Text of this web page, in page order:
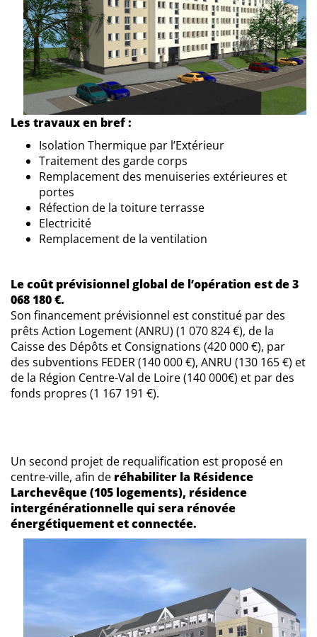
Les travaux en bref :
Isolation Thermique par l’Extérieur
Traitement des garde corps
Remplacement des menuiseries extérieures et
portes
Réfection de la toiture terrasse
Electricité
Remplacement de la ventilation
Le coût prévisionnel global de l’opération est de 3
068 180 €.
Son financement prévisionnel est constitué par des
prêts Action Logement (ANRU) (1 070 824 €), de la
Caisse des Dépôts et Consignations (420 000 €), par
des subventions FEDER (140 000 €), ANRU (130 165 €) et
de la Région Centre-Val de Loire (140 000€) et par des
fonds propres (1 167 191 €).
Un second projet de requalification est proposé en
centre-ville, afin de réhabiliter la Résidence
Larchevêque (105 logements), résidence
intergénérationnelle qui sera rénovée
énergétiquement et connectée.